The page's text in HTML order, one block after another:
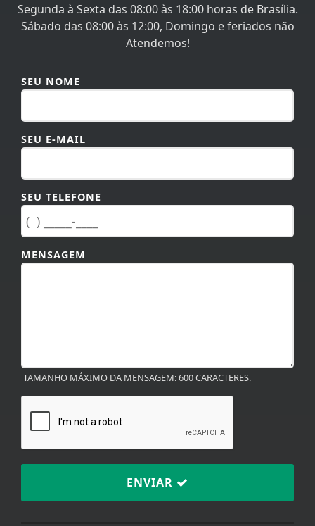
Segunda à Sexta das 08:00 às 18:00 horas de Brasília.
Sábado das 08:00 às 12:00, Domingo e feriados não
Atendemos!
SEU NOME
SEU E-MAIL
SEU TELEFONE
MENSAGEM
TAMANHO MÁXIMO DA MENSAGEM: 600 CARACTERES.
ENVIAR